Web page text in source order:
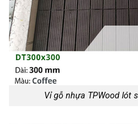
Vỉ gỗ nhựa TPWood lót